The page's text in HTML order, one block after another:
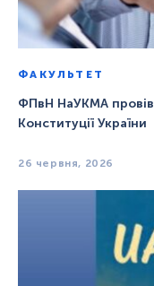
ФАКУЛЬТЕТ
ФПвН НаУКМА провів
Конституції України
26 червня, 2026